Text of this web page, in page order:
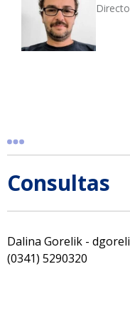
Consultas
Dalina Gorelik -
(0341) 5290320